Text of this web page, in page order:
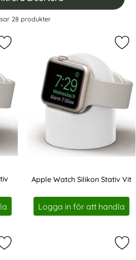
28 produkter
Markera apple Watch Silikon
Apple Watch Silikon Stativ Vit
Art. nr 10253
Logga in för att handla
Markera apple Watch Silikon